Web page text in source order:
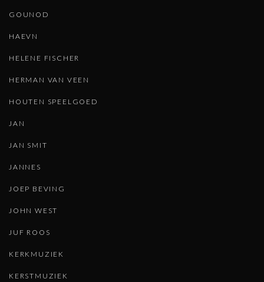
GOUNOD
HAEVN
HELENE FISCHER
HERMAN VAN VEEN
HOUTEN SPEELGOED
JAN
JAN SMIT
JANNES
JOEP BEVING
JOHN WEST
JUF ROOS
KERKMUZIEK
KERSTMUZIEK